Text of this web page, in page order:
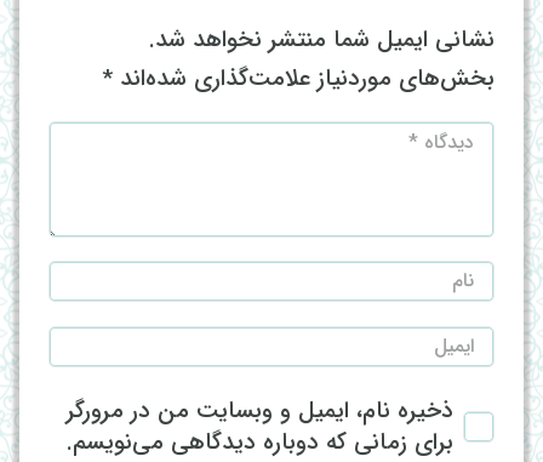
نشانی ایمیل شما منتشر نخواهد شد.
بخش‌های موردنیاز علامت‌گذاری شده‌اند *
ذخیره نام، ایمیل و وبسایت من در مرورگر
برای زمانی که دوباره دیدگاهی می‌نویسم.